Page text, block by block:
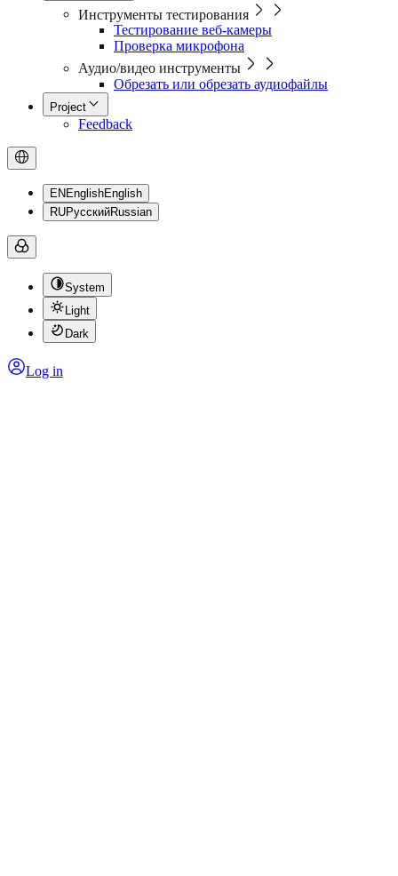
Инструменты тестирования
Тестирование веб-камеры
Проверка микрофона
Аудио/видео инструменты
Обрезать или обрезать аудиофайлы
Project
Feedback
EN EnglishEnglish
RUРусскийRussian
System
Light
Dark
Log in